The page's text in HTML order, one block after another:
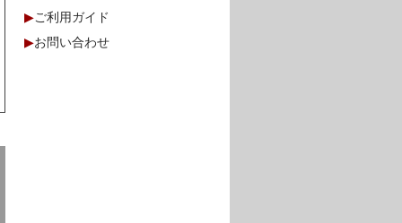
▶ご利用ガイド
▶お問い合わせ